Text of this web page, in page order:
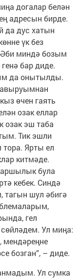
догалар белән
адресын бирде.
дус хатын
үк без
Әби миндә бозым
бар диде.
да онытылды.
авыруымнан
өчен гаять
озак еллар
озак эш таба
Тик эшли
Ярты ел
китмәде.
була
кебек. Синдә
тагын шул әбигә
гел
Ул миңа:
мендәреңне
бозган”, – диде.
Ул сумка